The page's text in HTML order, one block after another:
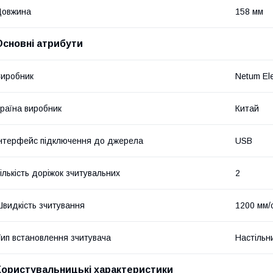
158 мм
атрибути
Netum
виробник Китай
підключення до джерела USB
доріжок зчитувальних 2
зчитування 1200 мм/
встановлення зчитувача
характеристики